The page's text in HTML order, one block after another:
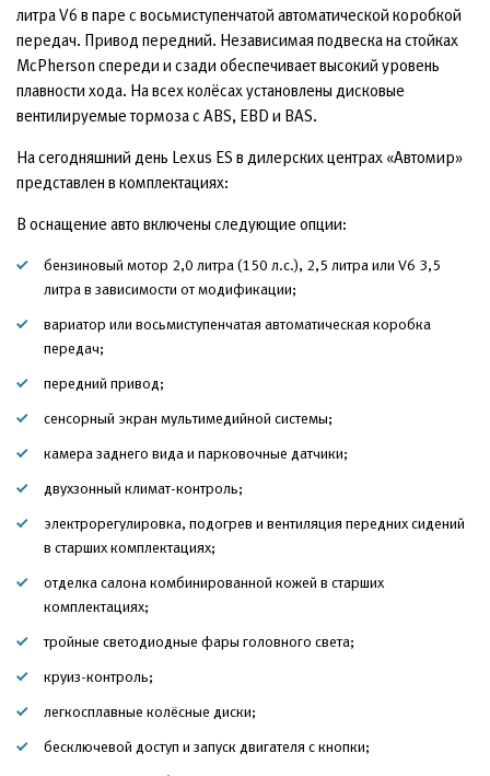
литра V6 в паре с восьмиступенчатой автоматической коробкой
передач. Привод передний. Независимая подвеска на стойках
McPherson спереди и сзади обеспечивает высокий уровень
плавности хода. На всех колёсах установлены дисковые
вентилируемые тормоза с ABS, EBD и BAS.
На сегодняшний день Lexus ES в дилерских центрах «Автомир»
представлен в комплектациях:
В оснащение авто включены следующие опции:
бензиновый мотор 2,0 литра (150 л.с.), 2,5 литра или V6 3,5
литра в зависимости от модификации;
вариатор или восьмиступенчатая автоматическая коробка
передач;
передний привод;
сенсорный экран мультимедийной системы;
камера заднего вида и парковочные датчики;
двухзонный климат-контроль;
электрорегулировка, подогрев и вентиляция передних сидений
в старших комплектациях;
отделка салона комбинированной кожей в старших
комплектациях;
тройные светодиодные фары головного света;
круиз-контроль;
легкосплавные колёсные диски;
бесключевой доступ и запуск двигателя с кнопки;